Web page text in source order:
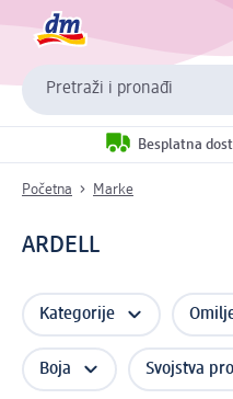
Pretraži i pronađi
Besplatna
Početna Marke
ARDELL
Kategorije
Boja Svojstva